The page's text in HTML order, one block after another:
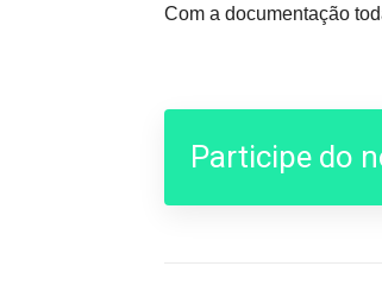
Com a documentação
Participe do